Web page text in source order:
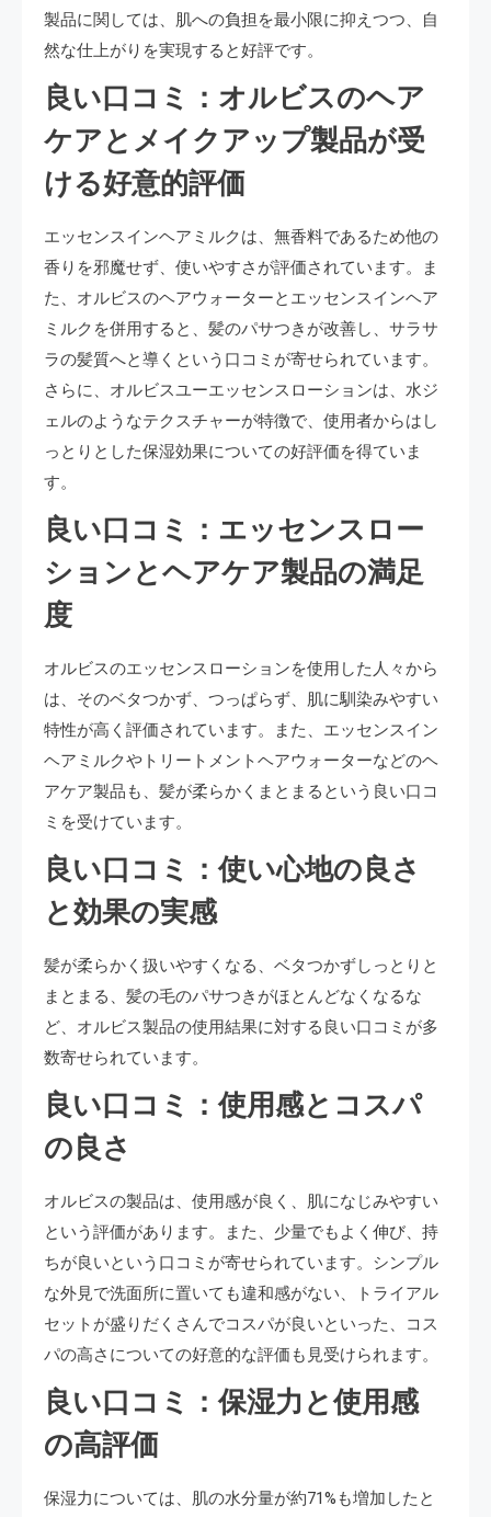
製品に関しては、肌への負担を最小限に抑えつつ、自
然な仕上がりを実現すると好評です。
良い口コミ：オルビスのヘア
ケアとメイクアップ製品が受
ける好意的評価
エッセンスインヘアミルクは、無香料であるため他の
香りを邪魔せず、使いやすさが評価されています。ま
た、オルビスのヘアウォーターとエッセンスインヘア
ミルクを併用すると、髪のパサつきが改善し、サラサ
ラの髪質へと導くという口コミが寄せられています。
さらに、オルビスユーエッセンスローションは、水ジ
ェルのようなテクスチャーが特徴で、使用者からはし
っとりとした保湿効果についての好評価を得ていま
す。
良い口コミ：エッセンスロー
ションとヘアケア製品の満足
度
オルビスのエッセンスローションを使用した人々から
は、そのベタつかず、つっぱらず、肌に馴染みやすい
特性が高く評価されています。また、エッセンスイン
ヘアミルクやトリートメントヘアウォーターなどのヘ
アケア製品も、髪が柔らかくまとまるという良い口コ
ミを受けています。
良い口コミ：使い心地の良さ
と効果の実感
髪が柔らかく扱いやすくなる、ベタつかずしっとりと
まとまる、髪の毛のパサつきがほとんどなくなるな
ど、オルビス製品の使用結果に対する良い口コミが多
数寄せられています。
良い口コミ：使用感とコスパ
の良さ
オルビスの製品は、使用感が良く、肌になじみやすい
という評価があります。また、少量でもよく伸び、持
ちが良いという口コミが寄せられています。シンプル
な外見で洗面所に置いても違和感がない、トライアル
セットが盛りだくさんでコスパが良いといった、コス
パの高さについての好意的な評価も見受けられます。
良い口コミ：保湿力と使用感
の高評価
保湿力については、肌の水分量が約71%も増加したと